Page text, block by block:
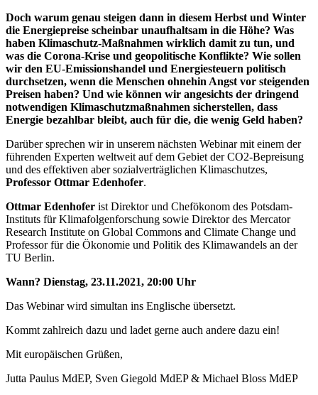
Doch warum genau steigen dann in diesem Herbst und Winter
die Energiepreise scheinbar unaufhaltsam in die Höhe? Was
haben Klimaschutz-Maßnahmen wirklich damit zu tun, und
was die Corona-Krise und geopolitische Konflikte? Wie sollen
wir den EU-Emissionshandel und Energiesteuern politisch
durchsetzen, wenn die Menschen ohnehin Angst vor steigenden
Preisen haben? Und wie können wir angesichts der dringend
notwendigen Klimaschutzmaßnahmen sicherstellen, dass
Energie bezahlbar bleibt, auch für die, die wenig Geld haben?
Darüber sprechen wir in unserem nächsten Webinar mit einem der
führenden Experten weltweit auf dem Gebiet der CO2-Bepreisung
und des effektiven aber sozialverträglichen Klimaschutzes,
Professor Ottmar Edenhofer.
Ottmar Edenhofer ist Direktor und Chefökonom des Potsdam-
Instituts für Klimafolgenforschung sowie Direktor des Mercator
Research Institute on Global Commons and Climate Change und
Professor für die Ökonomie und Politik des Klimawandels an der
TU Berlin.
Wann? Dienstag, 23.11.2021, 20:00 Uhr
Das Webinar wird simultan ins Englische übersetzt.
Kommt zahlreich dazu und ladet gerne auch andere dazu ein!
Mit europäischen Grüßen,
Jutta Paulus MdEP, Sven Giegold MdEP & Michael Bloss MdEP